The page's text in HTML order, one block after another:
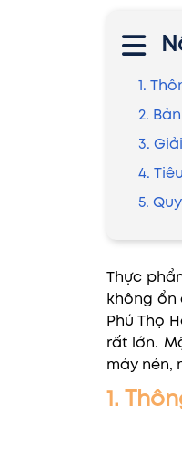
1.
2.
3.
4.
5.
Thực
không ổn
Phú Thọ
rất lớn.
máy nén,
1.